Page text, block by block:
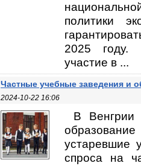
политики
2025 году.
участие в ...
Частные учебные заведения и
2024-10-22 16:06
В Венгрии
устаревшие
спроса на